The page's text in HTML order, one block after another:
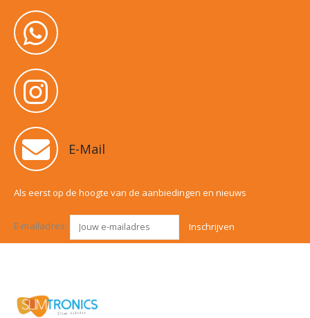
E-Mail
Als eerst op de hoogte van de aanbiedingen en nieuws
E-mailadres: